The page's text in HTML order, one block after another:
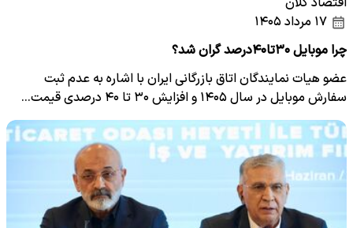
چرا موبایل ۳۰تا۴۰درصد گران شد؟
عضو هیات نمایندگان اتاق بازرگانی ایران با اشاره به عدم ثبت
سفارش موبایل در سال ۱۴۰۵ و افزایش ۳۰ تا ۴۰ درصدی قیمت…